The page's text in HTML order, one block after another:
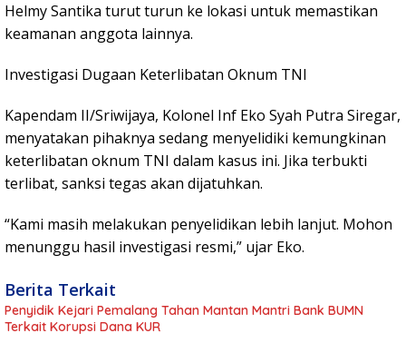
Helmy Santika turut turun ke lokasi untuk memastikan
keamanan anggota lainnya.
Investigasi Dugaan Keterlibatan Oknum TNI
Kapendam II/Sriwijaya, Kolonel Inf Eko Syah Putra Siregar,
menyatakan pihaknya sedang menyelidiki kemungkinan
keterlibatan oknum TNI dalam kasus ini. Jika terbukti
terlibat, sanksi tegas akan dijatuhkan.
“Kami masih melakukan penyelidikan lebih lanjut. Mohon
menunggu hasil investigasi resmi,” ujar Eko.
Berita Terkait
Penyidik Kejari Pemalang Tahan Mantan Mantri Bank BUMN
Terkait Korupsi Dana KUR